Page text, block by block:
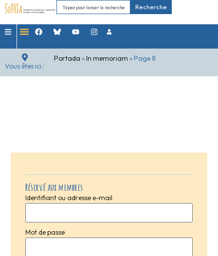
Recherche
Vous êtes ici :
Portada » In memoriam » Page 8
Réservé aux membres
Identifiant ou adresse e-mail
Mot de passe